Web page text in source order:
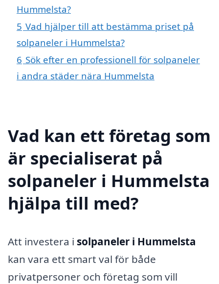
Hummelsta?
5 Vad hjälper till att bestämma priset på
solpaneler i Hummelsta?
6 Sök efter en professionell för solpaneler
i andra städer nära Hummelsta
Vad kan ett företag som
är specialiserat på
solpaneler i Hummelsta
hjälpa till med?
Att investera i solpaneler i Hummelsta
kan vara ett smart val för både
privatpersoner och företag som vill